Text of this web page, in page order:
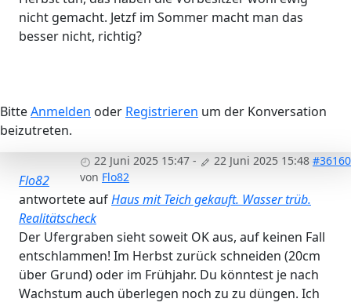
nicht gemacht. Jetzf im Sommer macht man das
besser nicht, richtig?
BitteAnmelden oder Registrieren um der Konversation
beizutreten.
22 Juni 2025 15:47 - 22 Juni 2025 15:48 #36160
von Flo82
Flo82
antwortete aufHaus mit Teich gekauft. Wasser trüb.
Realitätscheck
Der Ufergraben sieht soweit OK aus, auf keinen Fall
entschlammen! Im Herbst zurück schneiden (20cm
über Grund) oder im Frühjahr. Du könntest je nach
Wachstum auch überlegen noch zu zu düngen. Ich